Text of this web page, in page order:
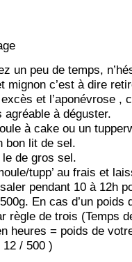
un peu de temps,
mignon c’est à dire
et l’aponévrose ,
agréable à déguster.
à cake ou un
bon lit de sel.
de gros sel.
tupp’ au frais et
pendant 10 à 12h
En cas d’un poids
règle de trois (Temps
heures = poids de
/ 500 )